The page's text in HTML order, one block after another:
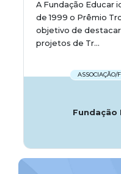
A Fundação Educar
de 1999 o Prêmio
objetivo de
projetos de Tr...
ASSOCIAÇÃO/
Fundação